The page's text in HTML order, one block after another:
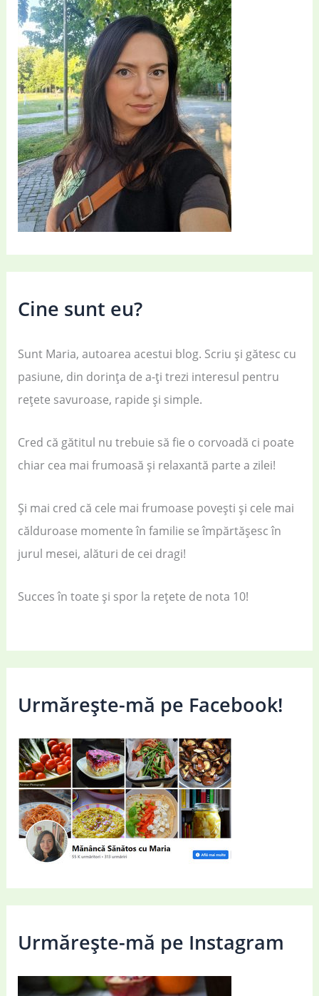
Cine sunt eu?
Sunt Maria, autoarea acestui blog. Scriu și gătesc cu
pasiune, din dorința de a-ți trezi interesul pentru
rețete savuroase, rapide și simple.
Cred că gătitul nu trebuie să fie o corvoadă ci poate
chiar cea mai frumoasă și relaxantă parte a zilei!
Și mai cred că cele mai frumoase povești și cele mai
călduroase momente în familie se împărtășesc în
jurul mesei, alături de cei dragi!
Succes în toate și spor la rețete de nota 10!
Urmărește-mă pe Facebook!
Urmărește-mă pe Instagram